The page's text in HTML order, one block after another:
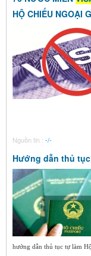
HỘ CHIẾU NGOẠI
Nguồn tin : -/-
Hướng dẫn thủ
hướng dẫn thủ tục tự làm